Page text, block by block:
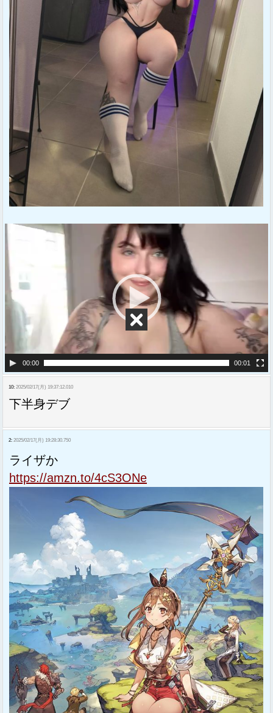
画
ー
00:00 00:01
10: 2025/02/17(月) 19:37:12.010
下半身デブ
2: 2025/02/17(月) 19:28:30.750
ライザか
https://amzn.to/4cS3ONe